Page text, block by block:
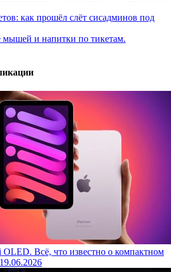
как прошёл слёт сисадминов под
мышей и напитки по тикетам.
Всё, что известно о компактном
19.06.2026